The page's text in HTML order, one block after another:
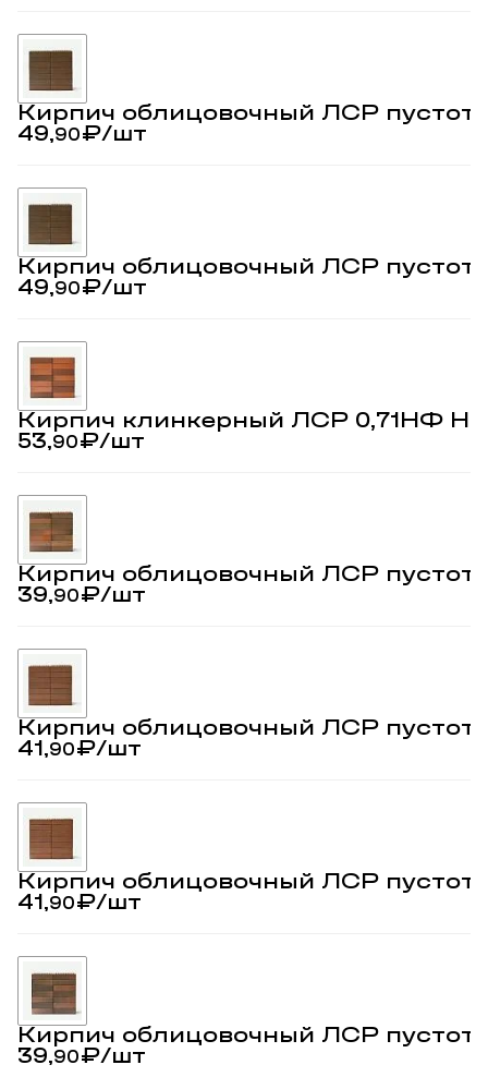
Кирпич облицовочный ЛСР
49,90₽/шт
Кирпич облицовочный ЛСР
49,90₽/шт
Кирпич клинкерный ЛСР 0,71НФ
53,90₽/шт
Кирпич облицовочный ЛСР
39,90₽/шт
Кирпич облицовочный ЛСР
41,90₽/шт
Кирпич облицовочный ЛСР
41,90₽/шт
Кирпич облицовочный ЛСР
39,90₽/шт